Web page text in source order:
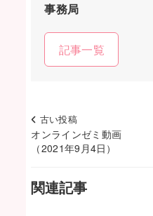
事務局
記事一覧
古い投稿
オンラインゼミ動画
（2021年9月4日）
関連記事